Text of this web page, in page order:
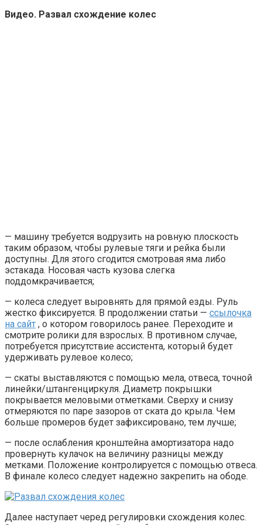
Видео. Развал схождение колес
— машину требуется водрузить на ровную плоскость
таким образом, чтобы рулевые тяги и рейка были
доступны. Для этого сгодится смотровая яма либо
эстакада. Носовая часть кузова слегка
поддомкрачивается;
— колеса следует выровнять для прямой езды. Руль
жестко фиксируется. В продолжении статьи — ссылочка
на сайт , о котором говорилось ранее. Переходите и
смотрите ролики для взрослых. В противном случае,
потребуется присутствие ассистента, который будет
удерживать рулевое колесо;
— скаты выставляются с помощью мела, отвеса, точной
линейки/штангенциркуля. Диаметр покрышки
покрывается меловыми отметками. Сверху и снизу
отмеряются по паре зазоров от ската до крыла. Чем
больше промеров будет зафиксировано, тем лучше;
— после ослабления кронштейна амортизатора надо
провернуть кулачок на величину разницы между
метками. Положение контролируется с помощью отвеса.
В финале колесо следует надежно закрепить на ободе.
Далее наступает черед регулировки схождения колес.